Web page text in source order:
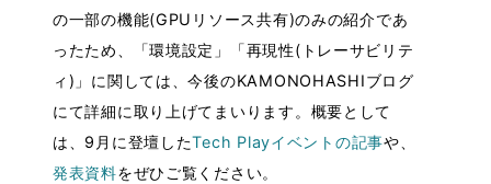
の一部の機能(GPUリソース共有)のみの紹介であ
ったため、「環境設定」「再現性(トレーサビリテ
ィ)」に関しては、今後のKAMONOHASHIブログ
にて詳細に取り上げてまいります。概要として
は、9月に登壇したTech Playイベントの記事や、
発表資料をぜひご覧ください。